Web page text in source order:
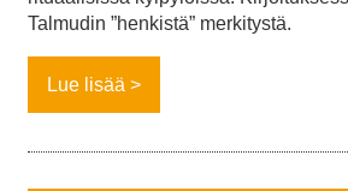
Talmudin ”henkistä” merkitystä.
Lue lisää